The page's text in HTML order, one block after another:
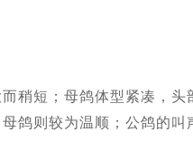
短；母鸽体型紧凑，头
则较为温顺；公鸽的叫